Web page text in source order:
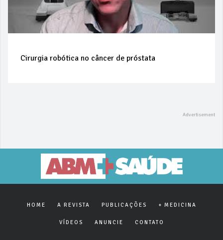
Cirurgia robótica no câncer de próstata
HOME A REVISTA PUBLICAÇÕES + MEDICINA
VÍDEOS ANUNCIE CONTATO